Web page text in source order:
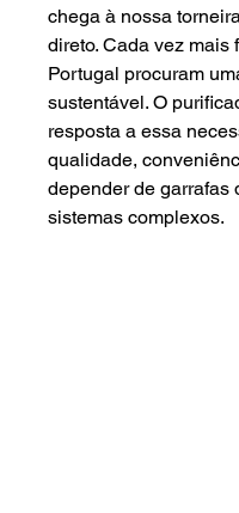
chega à nossa
direto. Cada vez
Portugal procuram
sustentável. O
resposta a essa
qualidade,
depender de garrafas
sistemas complexos.